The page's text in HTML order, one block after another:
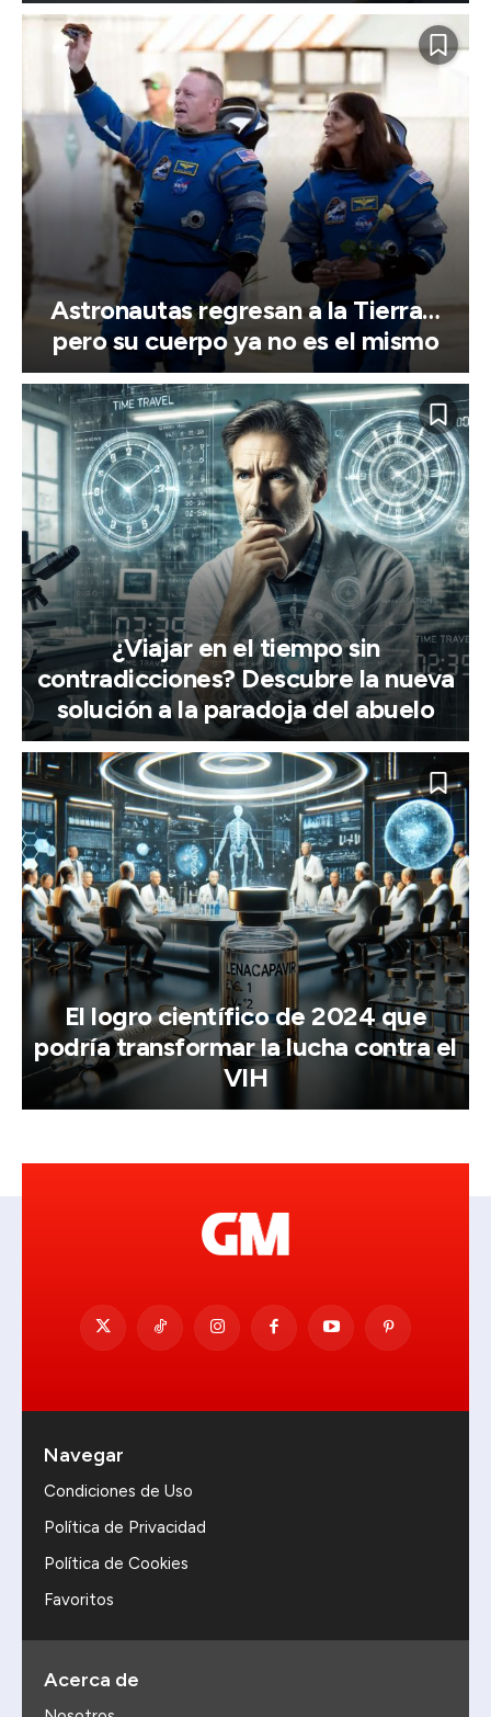
Astronautas regresan a la Tierra…
pero su cuerpo ya no es el mismo
¿Viajar en el tiempo sin
contradicciones? Descubre la nueva
solución a la paradoja del abuelo
El logro científico de 2024 que
podría transformar la lucha contra el
VIH
Navegar
Condiciones de Uso
Política de Privacidad
Política de Cookies
Favoritos
Acerca de